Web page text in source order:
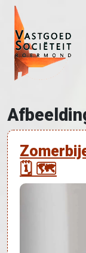
Ga naar de inhoud
🗓 🗺